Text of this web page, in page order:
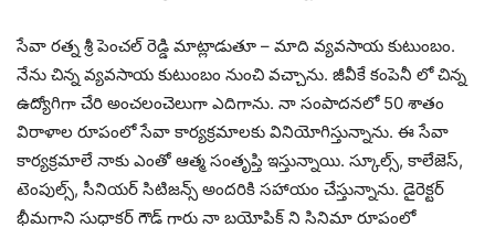
సేవా రత్న శ్రీ పెంచల్ రెడ్డి మాట్లాడుతూ – మాది వ్యవసాయ కుటుంబం.
నేను చిన్న వ్యవసాయ కుటుంబం నుంచి వచ్చాను. జీవీకే కంపెనీ లో చిన్న
ఉద్యోగిగా చేరి అంచలంచెలుగా ఎదిగాను. నా సంపాదనలో 50 శాతం
విరాళాల రూపంలో సేవా కార్యక్రమాలకు వినియోగిస్తున్నాను. ఈ సేవా
కార్యక్రమాలే నాకు ఎంతో ఆత్మ సంతృప్తి ఇస్తున్నాయి. స్కూల్స్, కాలేజెస్,
టెంపుల్స్, సీనియర్ సిటిజన్స్ అందరికి సహాయం చేస్తున్నాను. డైరెక్టర్
భీమగాని సుధాకర్ గౌడ్ గారు నా బయోపిక్ ని సినిమా రూపంలో